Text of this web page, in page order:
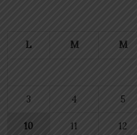
L M M
3 4 5
10 11 12